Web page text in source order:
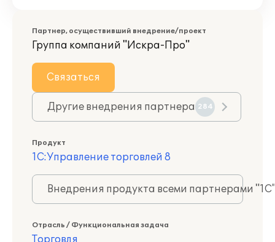
Партнер, осуществивший внедрение/проект
Группа компаний "Искра-Про"
Связаться
Другие внедрения партнера 284
Продукт
1С:Управление торговлей 8
Внедрения продукта всеми партнерами
Отрасль / Функциональная задача
Торговля